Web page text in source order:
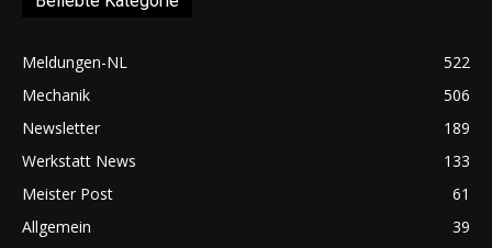
Meldungen-NL
522
Mechanik
506
Newsletter
189
Werkstatt News
133
Meister Post
61
Allgemein
39